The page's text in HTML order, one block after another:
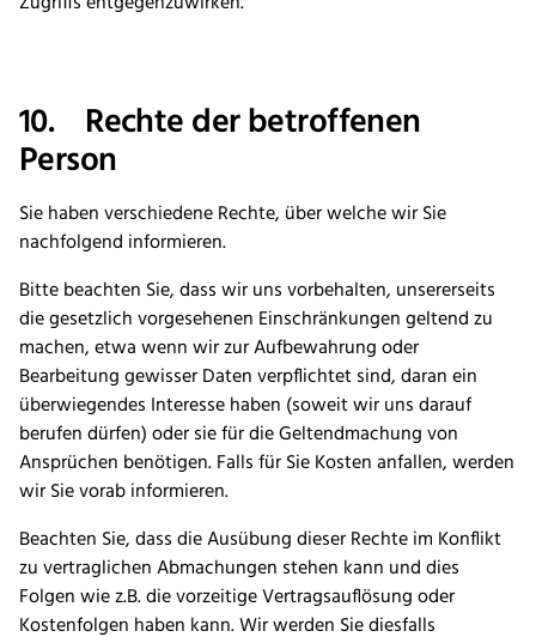
10. Rechte der betroffenen
Person
Sie haben verschiedene Rechte, über welche wir Sie
nachfolgend informieren.
Bitte beachten Sie, dass wir uns vorbehalten, unsererseits
die gesetzlich vorgesehenen Einschränkungen geltend zu
machen, etwa wenn wir zur Aufbewahrung oder
Bearbeitung gewisser Daten verpflichtet sind, daran ein
überwiegendes Interesse haben (soweit wir uns darauf
berufen dürfen) oder sie für die Geltendmachung von
Ansprüchen benötigen. Falls für Sie Kosten anfallen, werden
wir Sie vorab informieren.
Beachten Sie, dass die Ausübung dieser Rechte im Konflikt
zu vertraglichen Abmachungen stehen kann und dies
Folgen wie z.B. die vorzeitige Vertragsauflösung oder
Kostenfolgen haben kann. Wir werden Sie diesfalls